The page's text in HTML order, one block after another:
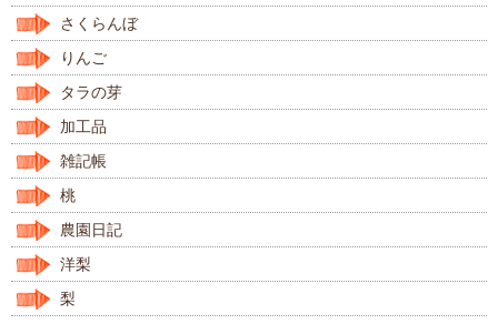
さくらんぼ
りんご
タラの芽
加工品
雑記帳
桃
農園日記
洋梨
梨